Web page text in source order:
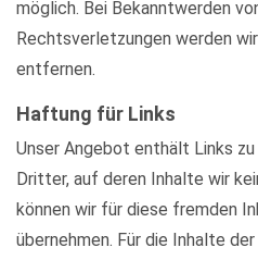
möglich. Bei Bekanntwerden
Rechtsverletzungen werden
entfernen.
Haftung für Links
Unser Angebot enthält Links
Dritter, auf deren Inhalte wir
können wir für diese fremden
übernehmen. Für die Inhalte